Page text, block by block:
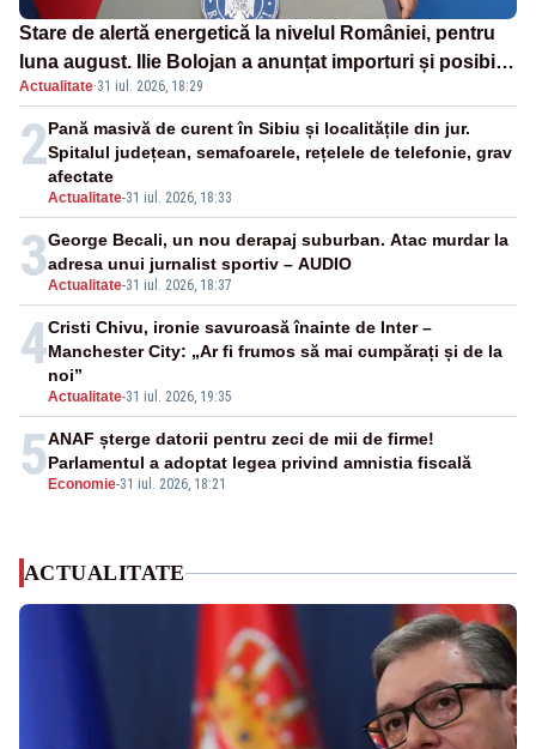
Stare de alertă energetică la nivelul României, pentru
luna august. Ilie Bolojan a anunțat importuri și posibile
restricții – VIDEO
Actualitate·31 iul. 2026, 18:29
2
Actualitate-31 iul. 2026, 18:33
Pană masivă de curent în Sibiu și localitățile din jur.
Spitalul județean, semafoarele, rețelele de telefonie, grav
afectate
3Actualitate-31 iul. 2026, 18:37
George Becali, un nou derapaj suburban. Atac murdar la
adresa unui jurnalist sportiv – AUDIO
4
Actualitate-31 iul. 2026, 19:35
Cristi Chivu, ironie savuroasă înainte de Inter –
Manchester City: „Ar fi frumos să mai cumpărați și de la
noi”
5 Economie-31 iul. 2026, 18:21
ANAF șterge datorii pentru zeci de mii de firme!
Parlamentul a adoptat legea privind amnistia fiscală
ACTUALITATE